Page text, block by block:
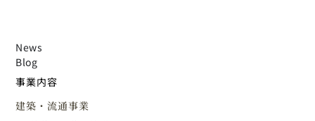
News
Blog
事業内容
建築・流通事業